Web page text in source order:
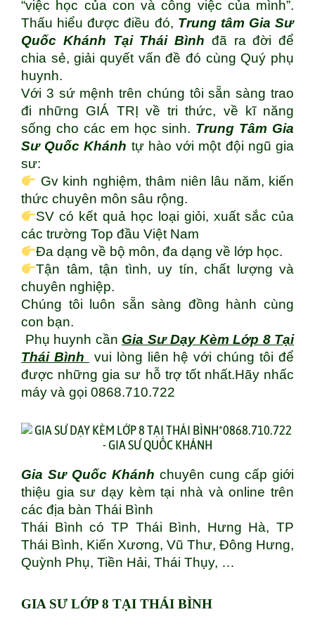
“việc học của con và công việc của mình”.
Thấu hiểu được điều đó, Trung tâm Gia Sư
Quốc Khánh Tại Thái Bình đã ra đời để
chia sẻ, giải quyết vấn đề đó cùng Quý phụ
huynh.
Với 3 sứ mệnh trên chúng tôi sẵn sàng trao
đi những GIÁ TRỊ về tri thức, về kĩ năng
sống cho các em học sinh. Trung Tâm Gia
Sư Quốc Khánh tự hào với một đội ngũ gia
sư:
Gv kinh nghiệm, thâm niên lâu năm, kiến
thức chuyên môn sâu rộng.
SV có kết quả học loại giỏi, xuất sắc của
các trường Top đầu Việt Nam
Đa dạng về bộ môn, đa dạng về lớp học.
Tận tâm, tận tình, uy tín, chất lượng và
chuyên nghiệp.
Chúng tôi luôn sẵn sàng đồng hành cùng
con bạn.
Phụ huynh cần Gia Sư Dạy Kèm Lớp 8 Tại
Thái Bình
vui lòng liên hệ với chúng tôi để
được những gia sư hỗ trợ tốt nhất.Hãy nhấc
máy và gọi 0868.710.722
Gia Sư Quốc Khánh chuyên cung cấp giới
thiệu gia sư dạy kèm tại nhà và online trên
các địa bàn Thái Bình
Thái Bình có TP Thái Bình, Hưng Hà, TP
Thái Bình, Kiến Xương, Vũ Thư, Đông Hưng,
Quỳnh Phụ, Tiền Hải, Thái Thụy, …
GIA SƯ LỚP 8 TẠI THÁI BÌNH